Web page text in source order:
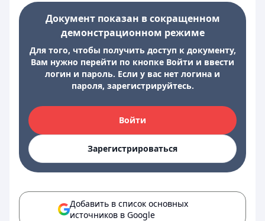
Документ показан в сокращенном
демонстрационном режиме
Для того, чтобы получить доступ к документу,
Вам нужно перейти по кнопке Войти и ввести
логин и пароль. Если у вас нет логина и
пароля, зарегистрируйтесь.
Войти
Зарегистрироваться
Добавить в список основных
источников в Google